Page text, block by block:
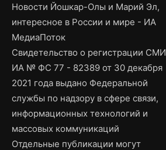
Новости Йошкар-Олы и Марий Эл,
интересное в России и мире - ИА
МедиаПоток
Свидетельство о регистрации СМИ
ИА № ФС 77 - 82389 от 30 декабря
2021 года выдано Федеральной
службы по надзору в сфере связи,
информационных технологий и
массовых коммуникаций
Отдельные публикации могут